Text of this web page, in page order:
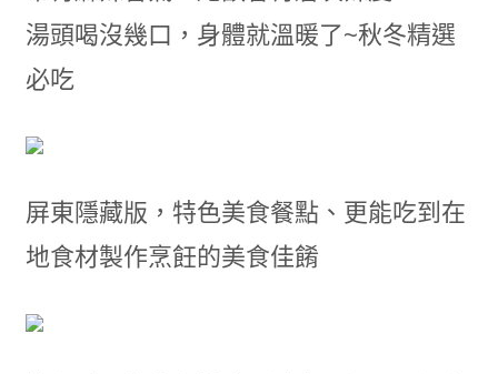
湯頭喝沒幾口，身體就溫暖了~秋冬精選
必吃
屏東隱藏版，特色美食餐點、更能吃到在
地食材製作烹飪的美食佳餚